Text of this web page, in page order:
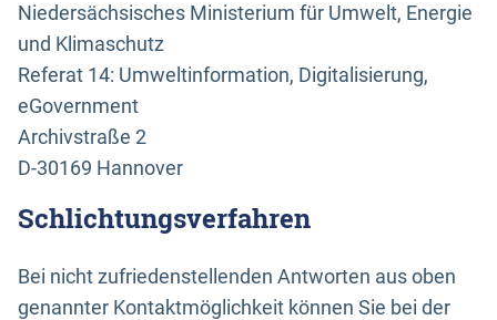
Niedersächsisches Ministerium für Umwelt, Energie
und Klimaschutz
Referat 14: Umweltinformation, Digitalisierung,
eGovernment
Archivstraße 2
D-30169 Hannover
Schlichtungsverfahren
Bei nicht zufriedenstellenden Antworten aus oben
genannter Kontaktmöglichkeit können Sie bei der